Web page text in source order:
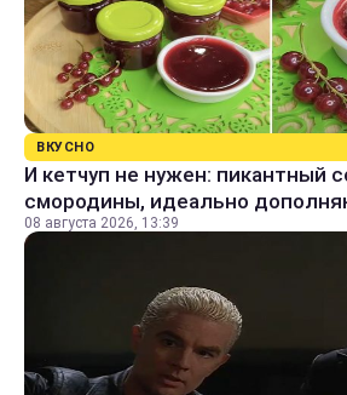
ВКУСНО
И кетчуп не нужен: пикантный
смородины, идеально
08 августа 2026, 13:39